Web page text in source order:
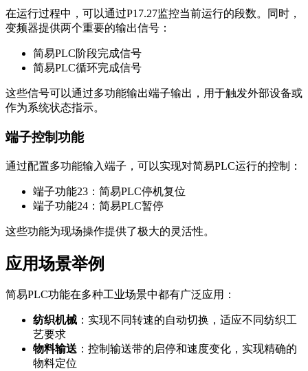
在运行过程中，可以通过P17.27监控当前运行的段数。同时，
变频器提供两个重要的输出信号：
简易PLC阶段完成信号
简易PLC循环完成信号
这些信号可以通过多功能输出端子输出，用于触发外部设备或
作为系统状态指示。
端子控制功能
通过配置多功能输入端子，可以实现对简易PLC运行的控制：
端子功能23：简易PLC停机复位
端子功能24：简易PLC暂停
这些功能为现场操作提供了极大的灵活性。
应用场景举例
简易PLC功能在多种工业场景中都有广泛应用：
纺织机械 ：实现不同转速的自动切换，适应不同纺织工
艺要求
物料输送 ：控制输送带的启停和速度变化，实现精确的
物料定位